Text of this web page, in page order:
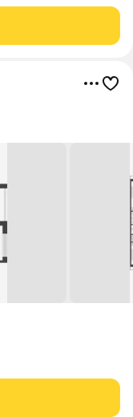
этаже 9 этажного